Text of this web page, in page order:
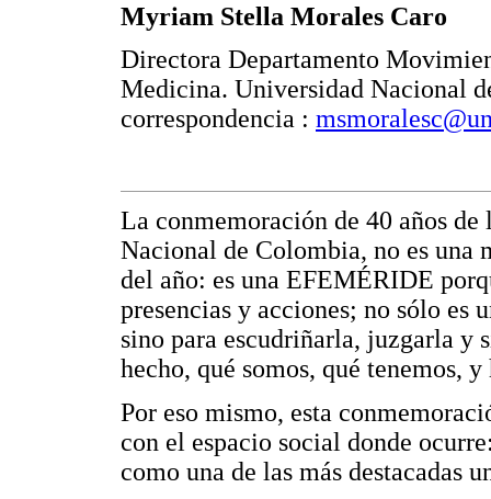
Myriam Stella Morales Caro
Directora Departamento
Medicina. Universidad Nacional
correspondencia :
La conmemoración de 40 años
Nacional de Colombia, no es una
del año: es una EFEMÉRIDE
presencias y acciones; no sólo es
sino para escudriñarla, juzgarla y
hecho, qué somos, qué tenemos,
Por eso mismo, esta
con el espacio social donde
como una de las más destacadas